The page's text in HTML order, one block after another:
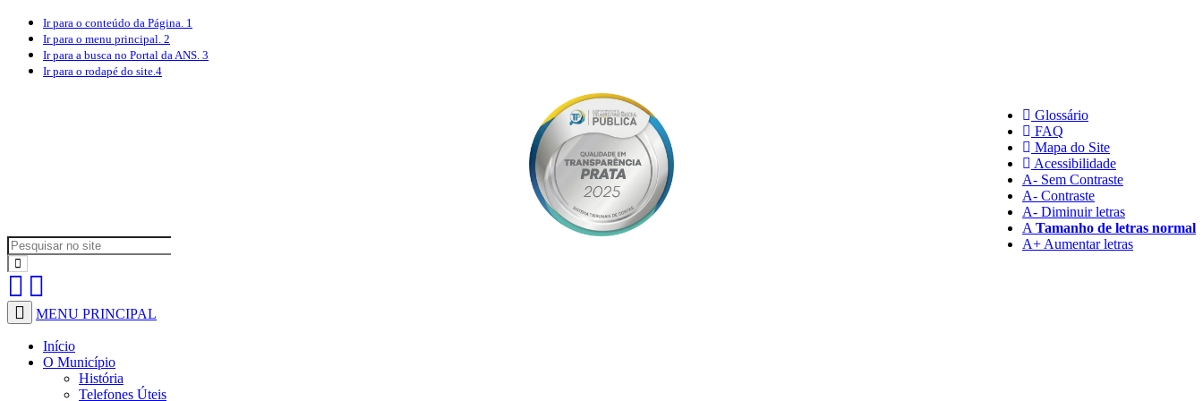
Ir para o conteúdo da Página. 1
Ir para o menu principal. 2
Ir para a busca no Portal da ANS. 3
Ir para o rodapé do site.4
Glossário
FAQ
Mapa do Site
Acessibilidade
A- Sem Contraste
A- Contraste
A- Diminuir letras
A Tamanho de letras normal
A+ Aumentar letras
MENU PRINCIPAL
Início
O Município
História
Telefones Úteis